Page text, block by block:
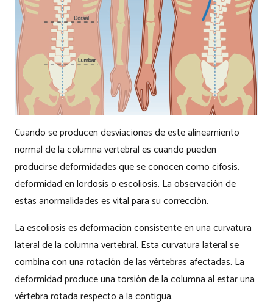
Cuando se producen desviaciones de este alineamiento
normal de la columna vertebral es cuando pueden
producirse deformidades que se conocen como cifosis,
deformidad en lordosis o escoliosis. La observación de
estas anormalidades es vital para su corrección.
La escoliosis es deformación consistente en una curvatura
lateral de la columna vertebral. Esta curvatura lateral se
combina con una rotación de las vértebras afectadas. La
deformidad produce una torsión de la columna al estar una
vértebra rotada respecto a la contigua.